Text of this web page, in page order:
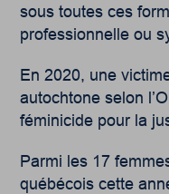
sous toutes ces
professionnelle ou
En 2020, une
autochtone selon
féminicide pour la
Parmi les 17
québécois cette